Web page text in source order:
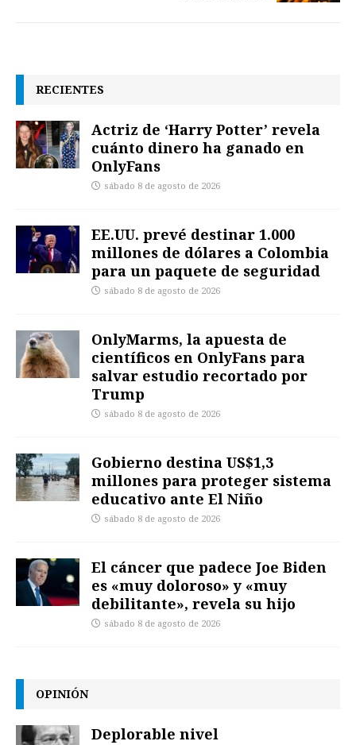
RECIENTES
Actriz de ‘Harry Potter’ revela
cuánto dinero ha ganado en
OnlyFans
sábado 8 de agosto de 2026
EE.UU. prevé destinar 1.000
millones de dólares a Colombia
para un paquete de seguridad
sábado 8 de agosto de 2026
OnlyMarms, la apuesta de
científicos en OnlyFans para
salvar estudio recortado por
Trump
sábado 8 de agosto de 2026
Gobierno destina US$1,3
millones para proteger sistema
educativo ante El Niño
sábado 8 de agosto de 2026
El cáncer que padece Joe Biden
es «muy doloroso» y «muy
debilitante», revela su hijo
sábado 8 de agosto de 2026
OPINIÓN
Deplorable nivel